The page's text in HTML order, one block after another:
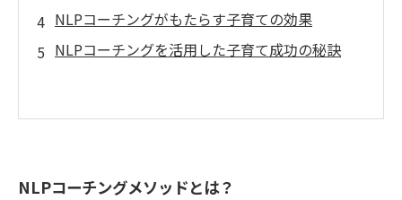
NLPコーチングがもたらす子育ての効果
NLPコーチングを活用した子育て成功の秘訣
NLPコーチングメソッドとは？